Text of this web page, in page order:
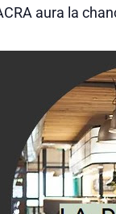
aura la